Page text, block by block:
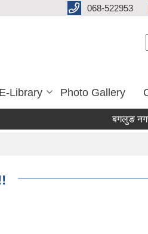
068-522953
E-Library Photo Gallery
बगलुङ